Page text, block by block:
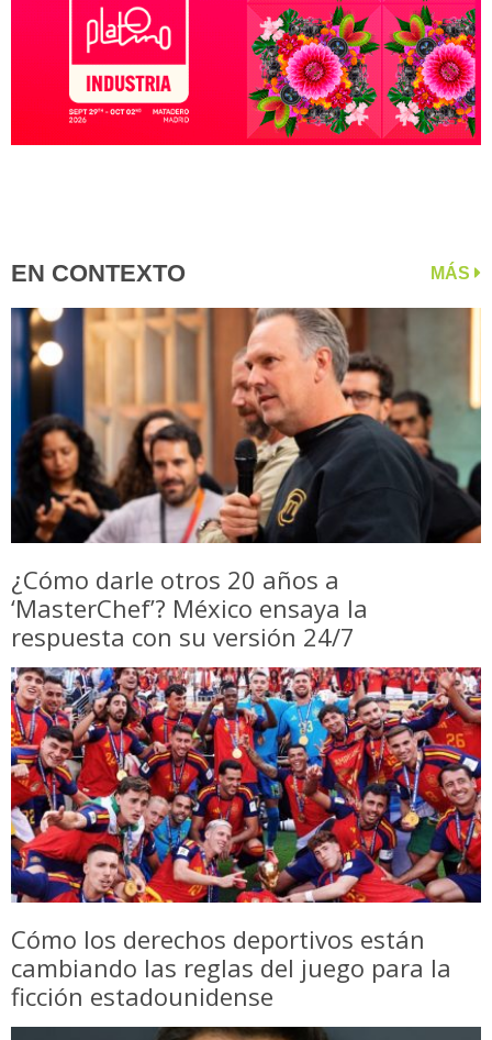
EN CONTEXTO MÁS
¿Cómo darle otros 20 años a
‘MasterChef’? México ensaya la
respuesta con su versión 24/7
Cómo los derechos deportivos están
cambiando las reglas del juego para la
ficción estadounidense